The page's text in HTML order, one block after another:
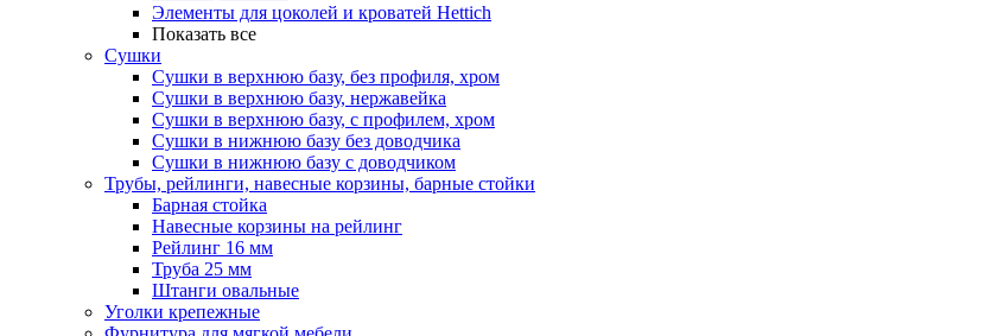
Элементы для цоколей и кроватей Hettich
Показать все
Сушки
Сушки в верхнюю базу, без профиля, хром
Сушки в верхнюю базу, нержавейка
Сушки в верхнюю базу, с профилем, хром
Сушки в нижнюю базу без доводчика
Сушки в нижнюю базу с доводчиком
Трубы, рейлинги, навесные корзины, барные стойки
Барная стойка
Навесные корзины на рейлинг
Рейлинг 16 мм
Труба 25 мм
Штанги овальные
Уголки крепежные